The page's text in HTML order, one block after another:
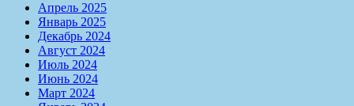
Апрель 2025
Январь 2025
Декабрь 2024
Август 2024
Июль 2024
Июнь 2024
Март 2024